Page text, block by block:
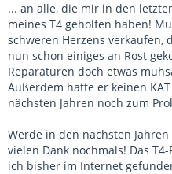
... an alle, die mir in den
meines T4 geholfen haben!
schweren Herzens verkaufen,
nun schon einiges an Rost
Reparaturen doch etwas
Außerdem hatte er keinen
nächsten Jahren noch zum
Werde in den nächsten
vielen Dank nochmals! Das
ich bisher im Internet